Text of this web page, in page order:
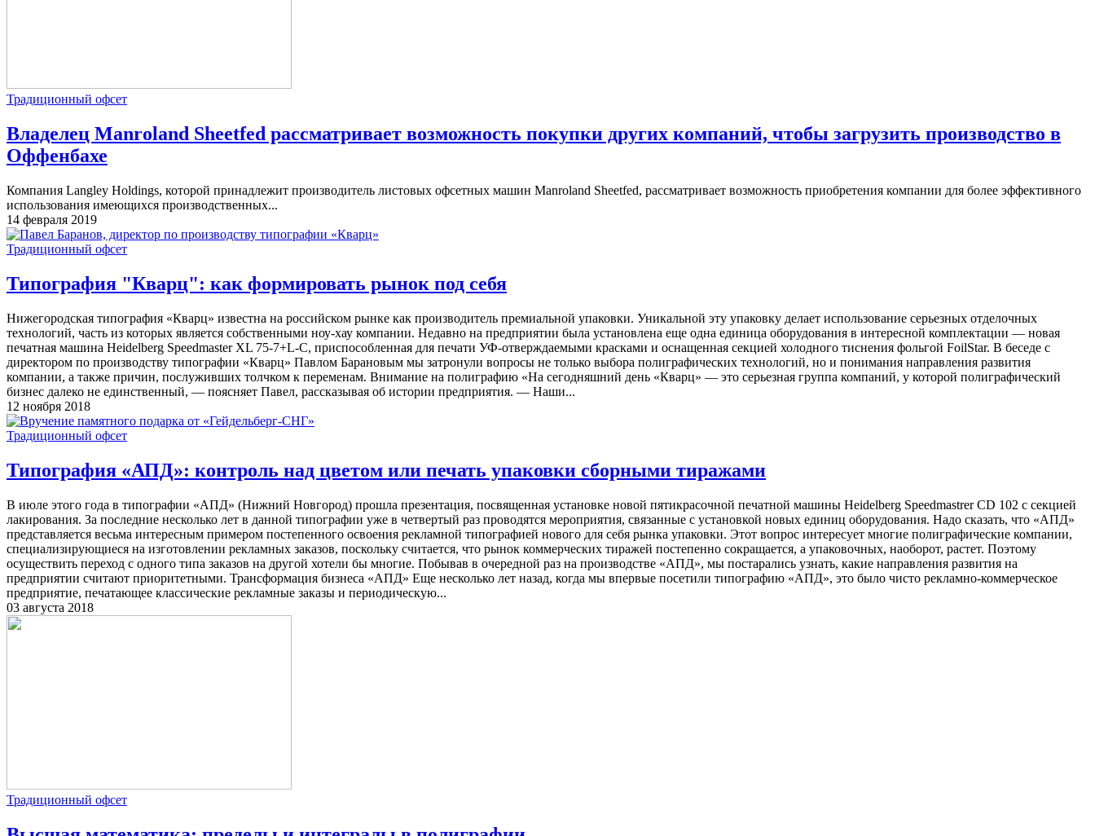
Традиционный офсет
Владелец Manroland Sheetfed рассматривает возможность покупки других компаний, чтобы загрузить производство в
Оффенбахе
Компания Langley Holdings, которой принадлежит производитель листовых офсетных машин Manroland Sheetfed, рассматривает возможность приобретения компании для более эффективного
использования имеющихся производственных...
14 февраля 2019
Традиционный офсет
Типография "Кварц": как формировать рынок под себя
Нижегородская типография «Кварц» известна на российском рынке как производитель премиальной упаковки. Уникальной эту упаковку делает использование серьезных отделочных
технологий, часть из которых является собственными ноу-хау компании. Недавно на предприятии была установлена еще одна единица оборудования в интересной комплектации — новая
печатная машина Heidelberg Speedmaster XL 75-7+L-C, приспособленная для печати УФ-отверждаемыми красками и оснащенная секцией холодного тиснения фольгой FoilStar. В беседе с
директором по производству типографии «Кварц» Павлом Барановым мы затронули вопросы не только выбора полиграфических технологий, но и понимания направления развития
компании, а также причин, послуживших толчком к переменам. Внимание на полиграфию «На сегодняшний день «Кварц» — это серьезная группа компаний, у которой полиграфический
бизнес далеко не единственный, — поясняет Павел, рассказывая об истории предприятия. — Наши...
12 ноября 2018
Традиционный офсет
Типография «АПД»: контроль над цветом или печать упаковки сборными тиражами
В июле этого года в типографии «АПД» (Нижний Новгород) прошла презентация, посвященная установке новой пятикрасочной печатной машины Heidelberg Speedmastrer CD 102 с секцией
лакирования. За последние несколько лет в данной типографии уже в четвертый раз проводятся мероприятия, связанные с установкой новых единиц оборудования. Надо сказать, что «АПД»
представляется весьма интересным примером постепенного освоения рекламной типографией нового для себя рынка упаковки. Этот вопрос интересует многие полиграфические компании,
специализирующиеся на изготовлении рекламных заказов, поскольку считается, что рынок коммерческих тиражей постепенно сокращается, а упаковочных, наоборот, растет. Поэтому
осуществить переход с одного типа заказов на другой хотели бы многие. Побывав в очередной раз на производстве «АПД», мы постарались узнать, какие направления развития на
предприятии считают приоритетными. Трансформация бизнеса «АПД» Еще несколько лет назад, когда мы впервые посетили типографию «АПД», это было чисто рекламно-коммерческое
предприятие, печатающее классические рекламные заказы и периодическую...
03 августа 2018
Традиционный офсет